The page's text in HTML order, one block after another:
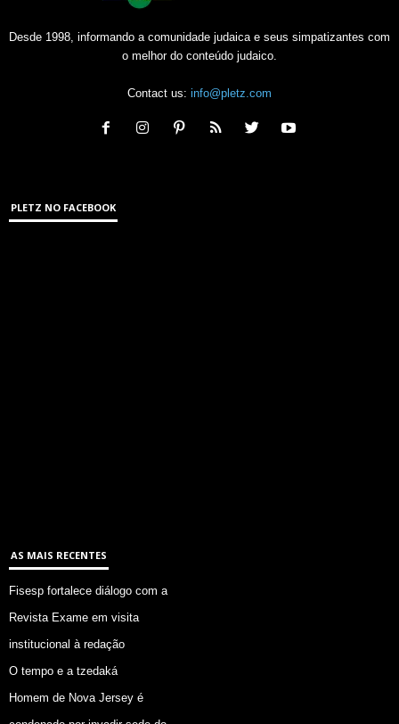
Desde 1998, informando a comunidade judaica e seus simpatizantes com
o melhor do conteúdo judaico.
Contact us: info@pletz.com
PLETZ NO FACEBOOK
AS MAIS RECENTES
Fisesp fortalece diálogo com a
Revista Exame em visita
institucional à redação
O tempo e a tzedaká
Homem de Nova Jersey é